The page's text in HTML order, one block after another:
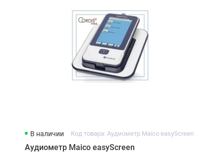
В наличии Код товара: Аудиометр Maico easyScreen
Аудиометр Maico easyScreen